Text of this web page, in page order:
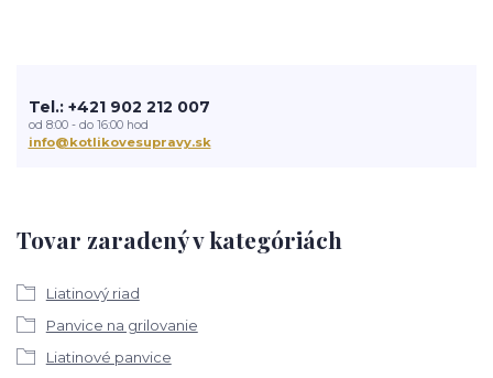
Tovar zaradený v kategóriách
Liatinový riad
Panvice na grilovanie
Liatinové panvice
Tel.: +421 902 212 007
od 8:00 - do 16:00 hod
info@kotlikovesupravy.sk